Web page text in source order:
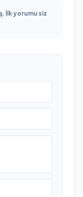
İlk yorumu siz